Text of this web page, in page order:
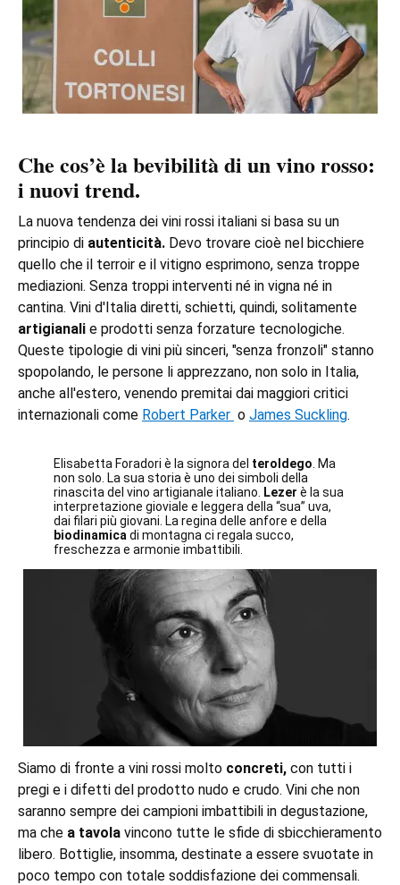
Che cos’è la bevibilità di un vino rosso:
i nuovi trend.
La nuova tendenza dei vini rossi italiani si basa su un
principio di autenticità. Devo trovare cioè nel bicchiere
quello che il terroir e il vitigno esprimono, senza troppe
mediazioni. Senza troppi interventi né in vigna né in
cantina. Vini d'Italia diretti, schietti, quindi, solitamente
artigianali e prodotti senza forzature tecnologiche.
Queste tipologie di vini più sinceri, "senza fronzoli" stanno
spopolando, le persone li apprezzano, non solo in Italia,
anche all'estero, venendo premitai dai maggiori critici
internazionali come Robert Parker o James Suckling.
Elisabetta Foradori è la signora del teroldego . Ma
non solo. La sua storia è uno dei simboli della
rinascita del vino artigianale italiano.
Lezer è la sua
interpretazione gioviale e leggera della “sua” uva,
dai filari più giovani. La regina delle anfore e della
biodinamica di montagna ci regala succo,
freschezza e armonie imbattibili.
Siamo di fronte a vini rossi molto concreti, con tutti i
pregi e i difetti del prodotto nudo e crudo. Vini che non
saranno sempre dei campioni imbattibili in degustazione,
ma che a tavola vincono tutte le sfide di sbicchieramento
libero. Bottiglie, insomma, destinate a essere svuotate in
poco tempo con totale soddisfazione dei commensali.